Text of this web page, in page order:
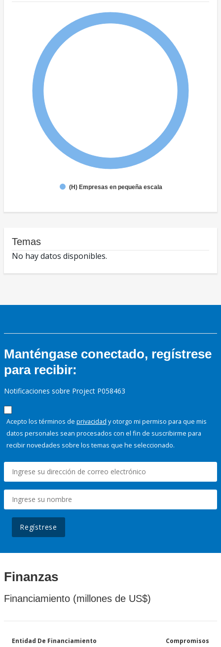
(H) Empresas en pequeña escala
Temas
No hay datos disponibles.
Manténgase conectado, regístrese
para recibir:
Notificaciones sobre Project P058463
Acepto los términos de privacidad y otorgo mi permiso para que mis
datos personales sean procesados con el fin de suscribirme para
recibir novedades sobre los temas que he seleccionado.
Regístrese
Finanzas
Financiamiento (millones de US$)
Entidad De Financiamiento Compromisos